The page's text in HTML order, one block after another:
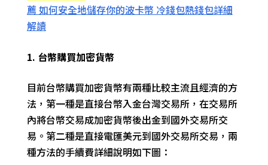
薦 如何安全地儲存你的波卡幣 冷錢包熱錢包詳細
解讀
1. 台幣購買加密貨幣
目前台幣購買加密貨幣有兩種比較主流且經濟的方
法，第一種是直接台幣入金台灣交易所，在交易所
內將台幣交易成加密貨幣後出金到國外交易所交
易。第二種是直接電匯美元到國外交易所交易，兩
種方法的手續費詳細說明如下圖：